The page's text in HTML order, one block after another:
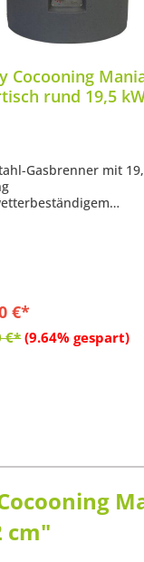
Cocooning
rund 19,5
Gasbrenner mit
€*
€* (9.64% gespart)
In den Warenkorb
cm"